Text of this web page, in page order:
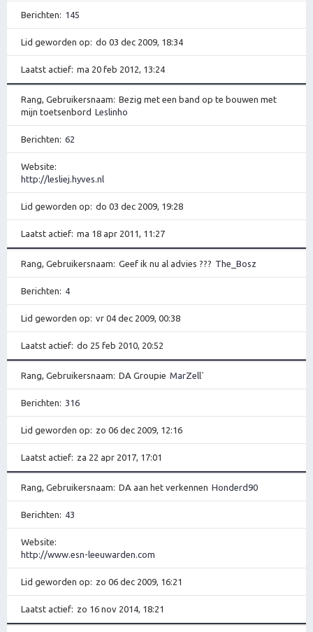
Berichten 145
Lid geworden op do 03 dec 2009, 18:34
Laatst actief ma 20 feb 2012, 13:24
Rang, Gebruikersnaam
Bezig met een band op te bouwen met
mijn toetsenbord Leslinho
Berichten 62
Website
http://lesliej.hyves.nl
Lid geworden op do 03 dec 2009, 19:28
Laatst actief ma 18 apr 2011, 11:27
Rang, Gebruikersnaam Geef ik nu al advies ??? The_Bosz
Berichten 4
Lid geworden op vr 04 dec 2009, 00:38
Laatst actief do 25 feb 2010, 20:52
Rang, Gebruikersnaam DA Groupie MarZell`
Berichten 316
Lid geworden op zo 06 dec 2009, 12:16
Laatst actief za 22 apr 2017, 17:01
Rang, Gebruikersnaam DA aan het verkennen Honderd90
Berichten 43
Website
http://www.esn-leeuwarden.com
Lid geworden op zo 06 dec 2009, 16:21
Laatst actief zo 16 nov 2014, 18:21